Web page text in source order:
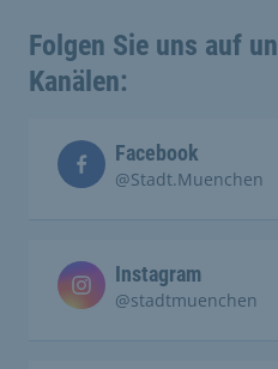
Folgen Sie uns auf
Kanälen:
Facebook
@Stadt.Muenchen
Instagram
@stadtmuenchen